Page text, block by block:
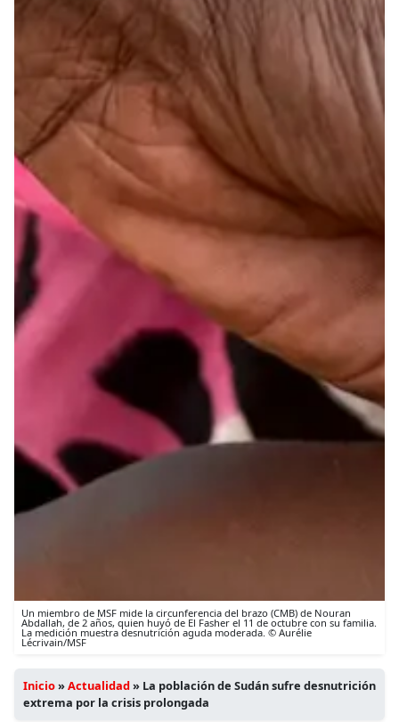
Un miembro de MSF mide la circunferencia del brazo (CMB) de Nouran
Abdallah, de 2 años, quien huyó de El Fasher el 11 de octubre con su familia.
La medición muestra desnutrición aguda moderada. © Aurélie
Lécrivain/MSF
Inicio»Actualidad» La población de Sudán sufre desnutrición
extrema por la crisis prolongada